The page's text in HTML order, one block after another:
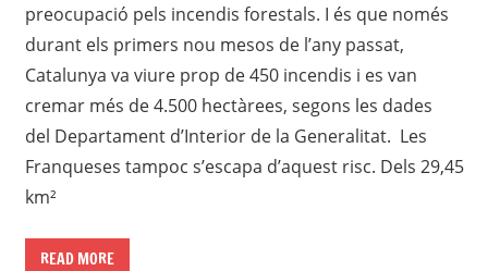
preocupació pels incendis forestals. I és que només
durant els primers nou mesos de l’any passat,
Catalunya va viure prop de 450 incendis i es van
cremar més de 4.500 hectàrees, segons les dades
del Departament d’Interior de la Generalitat. Les
Franqueses tampoc s’escapa d’aquest risc. Dels 29,45
km²
READ MORE